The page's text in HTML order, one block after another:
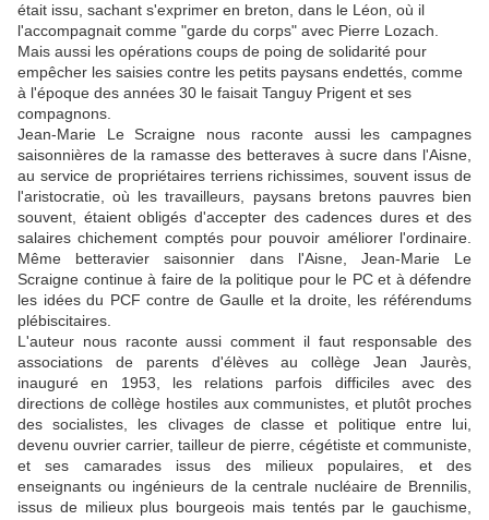
était issu, sachant s'exprimer en breton, dans le Léon, où il
l'accompagnait comme "garde du corps" avec Pierre Lozach.
Mais aussi les opérations coups de poing de solidarité pour
empêcher les saisies contre les petits paysans endettés, comme
à l'époque des années 30 le faisait Tanguy Prigent et ses
compagnons.
Jean-Marie Le Scraigne nous raconte aussi les campagnes
saisonnières de la ramasse des betteraves à sucre dans l'Aisne,
au service de propriétaires terriens richissimes, souvent issus de
l'aristocratie, où les travailleurs, paysans bretons pauvres bien
souvent, étaient obligés d'accepter des cadences dures et des
salaires chichement comptés pour pouvoir améliorer l'ordinaire.
Même betteravier saisonnier dans l'Aisne, Jean-Marie Le
Scraigne continue à faire de la politique pour le PC et à défendre
les idées du PCF contre de Gaulle et la droite, les référendums
plébiscitaires.
L'auteur nous raconte aussi comment il faut responsable des
associations de parents d'élèves au collège Jean Jaurès,
inauguré en 1953, les relations parfois difficiles avec des
directions de collège hostiles aux communistes, et plutôt proches
des socialistes, les clivages de classe et politique entre lui,
devenu ouvrier carrier, tailleur de pierre, cégétiste et communiste,
et ses camarades issus des milieux populaires, et des
enseignants ou ingénieurs de la centrale nucléaire de Brennilis,
issus de milieux plus bourgeois mais tentés par le gauchisme,